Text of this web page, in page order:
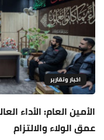
اخبار وتقارير
الأمين العام: الأداء
عمق الولاء والالتزام